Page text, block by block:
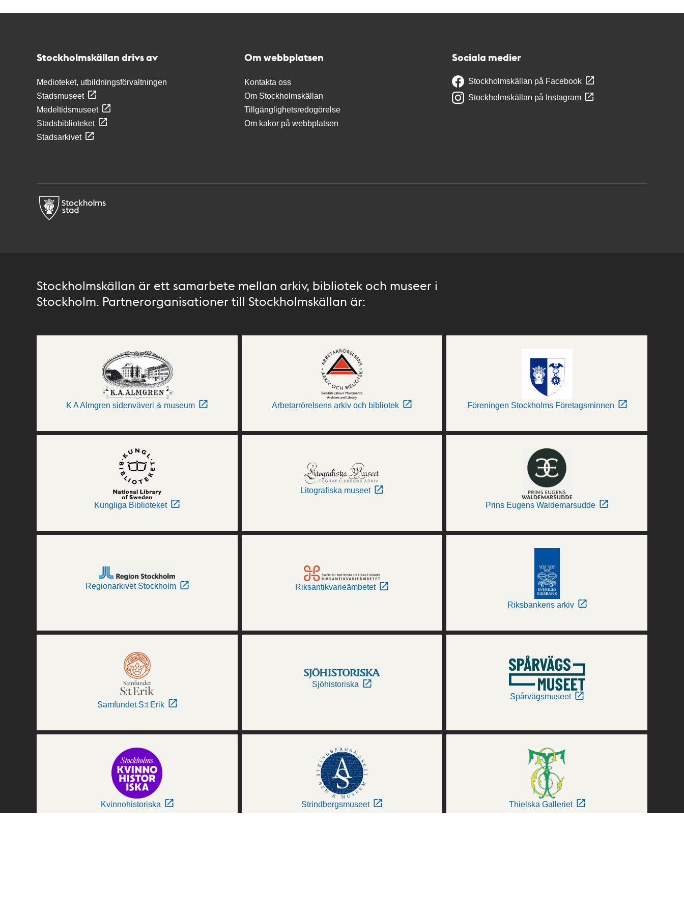
Stockholmskällan drivs av
Medioteket, utbildningsförvaltningen
Stadsmuseet
Medeltidsmuseet
Stadsbiblioteket
Stadsarkivet
Om webbplatsen
Kontakta oss
Om Stockholmskällan
Tillgänglighetsredogörelse
Om kakor på webbplatsen
Sociala medier
Stockholmskällan på Facebook
Stockholmskällan på Instagram
Stockholmskällan är ett samarbete mellan arkiv, bibliotek och museer i
Stockholm. Partnerorganisationer till Stockholmskällan är:
K A Almgren sidenväveri & museum Arbetarrörelsens arkiv och bibliotek Föreningen Stockholms Företagsminnen
Kungliga Biblioteket
Litografiska museet
Prins Eugens Waldemarsudde
Regionarkivet Stockholm Riksantikvarieämbetet
Riksbankens arkiv
Samfundet S:t Erik
Sjöhistoriska
Spårvägsmuseet
Kvinnohistoriska Strindbergsmuseet Thielska Galleriet